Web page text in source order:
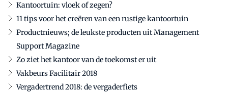
Kantoortuin: vloek of zegen?
11 tips voor het creëren van een rustige kantoortuin
Productnieuws; de leukste producten uit Management
Support Magazine
Zo ziet het kantoor van de toekomst er uit
Vakbeurs Facilitair 2018
Vergadertrend 2018: de vergaderfiets